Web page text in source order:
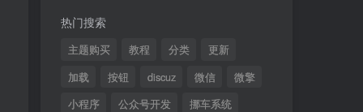
热门搜索
主题购买 教程 分类
更新
加载
按钮 discuz 微信
微擎
小程序
公众号开发 挪车系统
亲亲，你还没有登录，登录购买可以永久保留购
买记录哦！！
★下载声明★ 下载前请先阅读以下声明，已
下载者一律视为您已阅读并接受以下声明条